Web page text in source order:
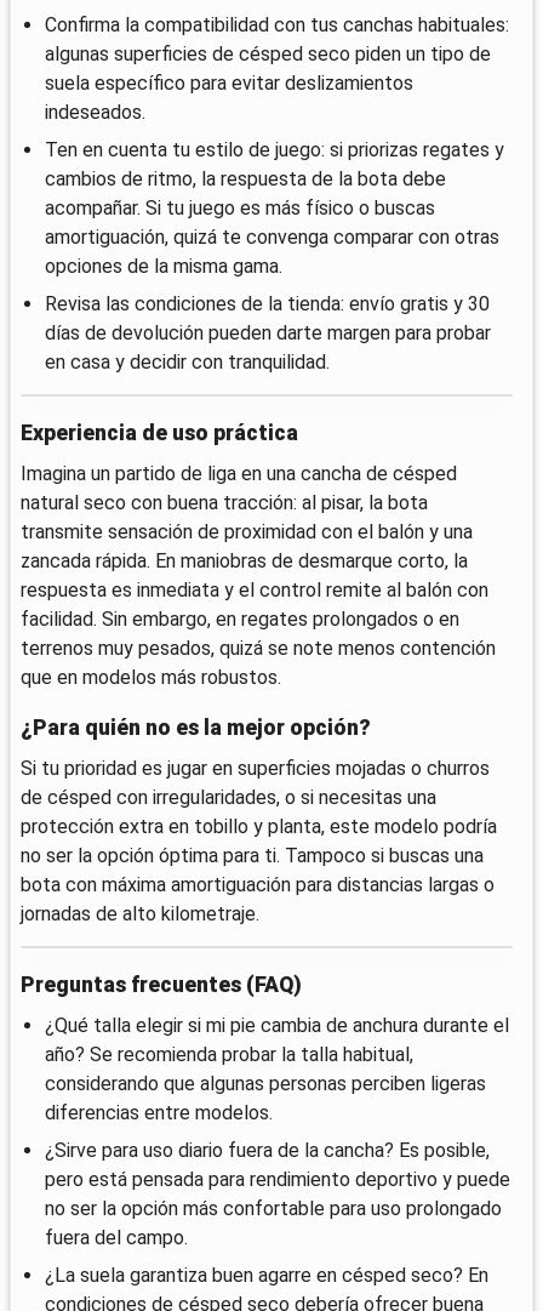
Confirma la compatibilidad con tus canchas habituales:
algunas superficies de césped seco piden un tipo de
suela específico para evitar deslizamientos
indeseados.
Ten en cuenta tu estilo de juego: si priorizas regates y
cambios de ritmo, la respuesta de la bota debe
acompañar. Si tu juego es más físico o buscas
amortiguación, quizá te convenga comparar con otras
opciones de la misma gama.
Revisa las condiciones de la tienda: envío gratis y 30
días de devolución pueden darte margen para probar
en casa y decidir con tranquilidad.
Experiencia de uso práctica
Imagina un partido de liga en una cancha de césped
natural seco con buena tracción: al pisar, la bota
transmite sensación de proximidad con el balón y una
zancada rápida. En maniobras de desmarque corto, la
respuesta es inmediata y el control remite al balón con
facilidad. Sin embargo, en regates prolongados o en
terrenos muy pesados, quizá se note menos contención
que en modelos más robustos.
¿Para quién no es la mejor opción?
Si tu prioridad es jugar en superficies mojadas o churros
de césped con irregularidades, o si necesitas una
protección extra en tobillo y planta, este modelo podría
no ser la opción óptima para ti. Tampoco si buscas una
bota con máxima amortiguación para distancias largas o
jornadas de alto kilometraje.
Preguntas frecuentes (FAQ)
¿Qué talla elegir si mi pie cambia de anchura durante el
año? Se recomienda probar la talla habitual,
considerando que algunas personas perciben ligeras
diferencias entre modelos.
¿Sirve para uso diario fuera de la cancha? Es posible,
pero está pensada para rendimiento deportivo y puede
no ser la opción más confortable para uso prolongado
fuera del campo.
¿La suela garantiza buen agarre en césped seco? En
condiciones de césped seco debería ofrecer buena